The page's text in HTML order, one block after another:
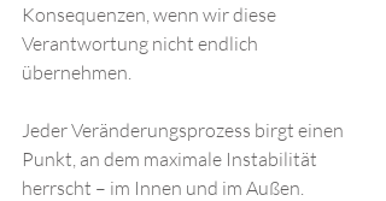
Konsequenzen, wenn wir diese
Verantwortung nicht endlich
übernehmen.
Jeder Veränderungsprozess birgt einen
Punkt, an dem maximale Instabilität
herrscht – im Innen und im Außen.